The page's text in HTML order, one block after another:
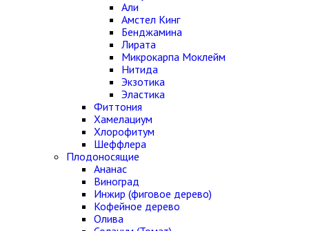
Али
Амстел Кинг
Бенджамина
Лирата
Микрокарпа Моклейм
Нитида
Экзотика
Эластика
Фиттония
Хамелациум
Хлорофитум
Шеффлера
Плодоносящие
Ананас
Виноград
Инжир (фиговое дерево)
Кофейное дерево
Олива